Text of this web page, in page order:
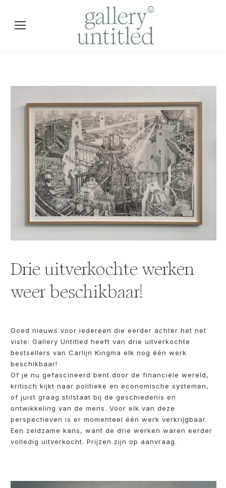
Drie uitverkochte werken
weer beschikbaar!
Goed nieuws voor iedereen die eerder achter het net
viste: Gallery Untitled heeft van drie uitverkochte
bestsellers van Carlijn Kingma elk nog één werk
beschikbaar!
Of je nu gefascineerd bent door de financiële wereld,
kritisch kijkt naar politieke en economische systemen,
of juist graag stilstaat bij de geschiedenis en
ontwikkeling van de mens. Voor elk van deze
perspectieven is er momenteel één werk verkrijgbaar.
Een zeldzame kans, want de drie werken waren eerder
volledig uitverkocht. Prijzen zijn op aanvraag.